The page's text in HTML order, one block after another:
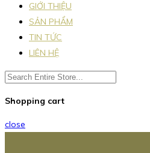
GIỚI THIỆU
SẢN PHẨM
TIN TỨC
LIÊN HỆ
Shopping cart
close